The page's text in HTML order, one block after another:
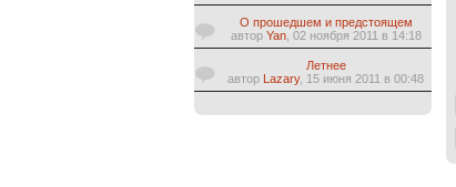
О прошедшем и предстоящем
автор Yan, 02 ноября 2011 в 14:18
Летнее
автор Lazary, 15 июня 2011 в 00:48